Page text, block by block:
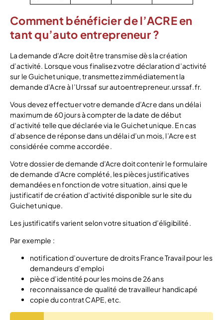
Comment bénéficier de l’ACRE en
tant qu’auto entrepreneur ?
La demande d’Acre doit être transmise dès la création
d’activité. Lorsque vous finalisez votre déclaration d’activité
sur le Guichet unique, transmettez immédiatement la
demande d’Acre à l’Urssaf sur autoentrepreneur.urssaf.fr.
Vous devez effectuer votre demande d’Acre dans un délai
maximum de 60 jours à compter de la date de début
d’activité telle que déclarée via le Guichet unique. En cas
d’absence de réponse dans un délai d’un mois, l’Acre est
considérée comme accordée.
Votre dossier de demande d’Acre doit contenir le formulaire
de demande d’Acre complété, les pièces justificatives
demandées en fonction de votre situation, ainsi que le
justificatif de création d’activité disponible sur le site du
Guichet unique.
Les justificatifs varient selon votre situation d’éligibilité.
Par exemple :
notification d’ouverture de droits France Travail pour les
demandeurs d’emploi
pièce d’identité pour les moins de 26 ans
reconnaissance de qualité de travailleur handicapé
copie du contrat CAPE, etc.